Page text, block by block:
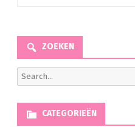
ZOEKEN
Search
for:
CATEGORIEËN